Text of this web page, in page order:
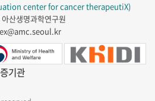
center for cancer therapeutiX)
산생명과학연구원
기관